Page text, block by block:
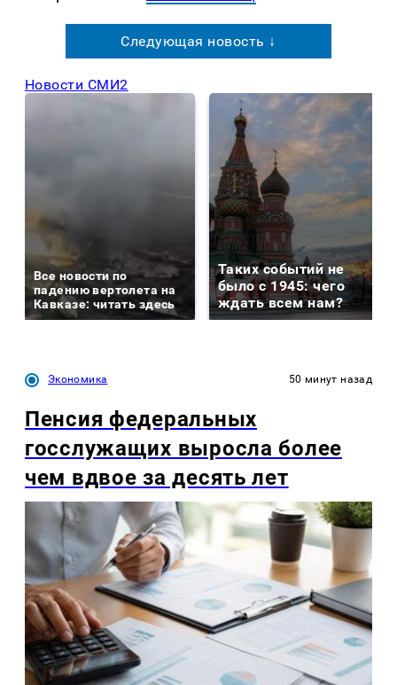
Следующая новость ↓
Новости СМИ2
Все новости по
падению вертолета на
Кавказе: читать здесь
Таких событий не
было с 1945: чего
ждать всем нам?
Экономика 50 минут назад
Пенсия федеральных
госслужащих выросла более
чем вдвое за десять лет